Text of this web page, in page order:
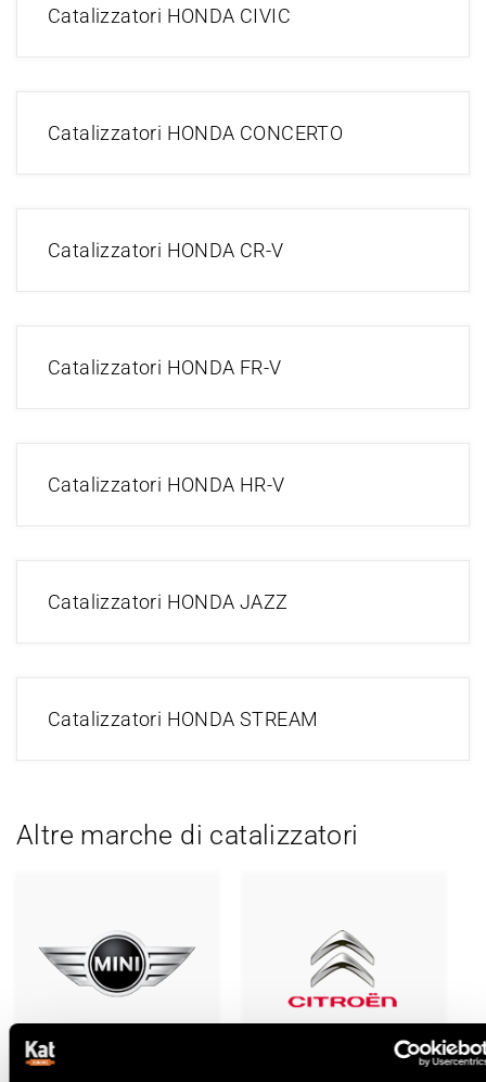
Catalizzatori HONDA CIVIC
Catalizzatori HONDA CONCERTO
Catalizzatori HONDA CR-V
Catalizzatori HONDA FR-V
Catalizzatori HONDA HR-V
Catalizzatori HONDA JAZZ
Catalizzatori HONDA STREAM
Altre marche di catalizzatori